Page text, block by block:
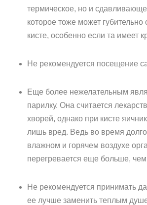
термическое, но и
которое тоже может губительно
кисте, особенно если та имеет
Не рекомендуется посещение
Еще более нежелательным
парилку. Она считается
хворей, однако при кисте
лишь вред. Ведь во время
влажном и горячем воздухе
перегревается еще больше, чем
Не рекомендуется принимать
ее лучше заменить теплым